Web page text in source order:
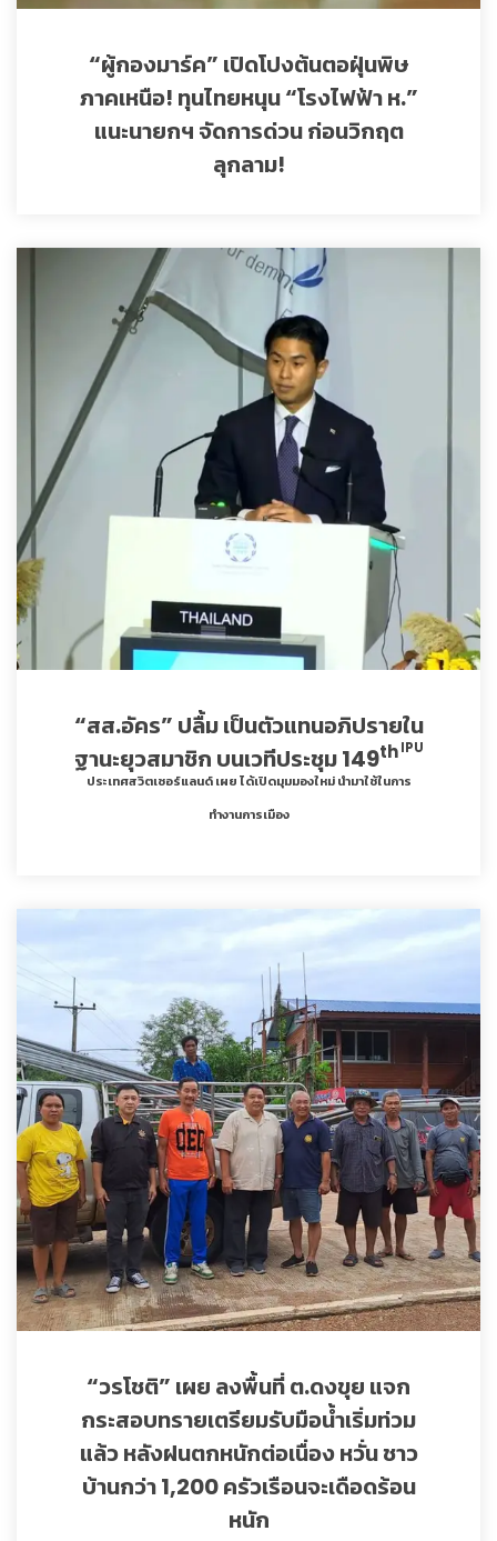
“ผู้กองมาร์ค” เปิดโปงต้นตอฝุ่นพิษ
ภาคเหนือ! ทุนไทยหนุน “โรงไฟฟ้า ห.”
แนะนายกฯ จัดการด่วน ก่อนวิกฤต
ลุกลาม!
“สส.อัคร” ปลื้ม เป็นตัวแทนอภิปรายใน
ฐานะยุวสมาชิก บนเวทีประชุม 149thIPU
ประเทศสวิตเซอร์แลนด์ เผย ได้เปิดมุมมองใหม่ นำมาใช้ในการ
ทำงานการเมือง
“วรโชติ” เผย ลงพื้นที่ ต.ดงขุย แจก
กระสอบทรายเตรียมรับมือน้ำเริ่มท่วม
แล้ว หลังฝนตกหนักต่อเนื่อง หวั่น ชาว
บ้านกว่า 1,200 ครัวเรือนจะเดือดร้อน
หนัก